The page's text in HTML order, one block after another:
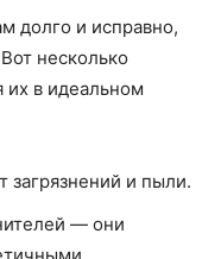
долго и исправно,
несколько
их в идеальном
загрязнений и пыли.
— они